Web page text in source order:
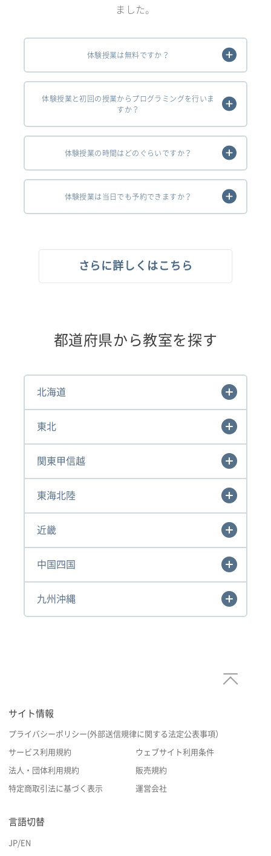
ました。
体験授業は無料ですか？
体験授業と初回の授業からプログラミングを行いま
すか？
体験授業の時間はどのぐらいですか？
体験授業は当日でも予約できますか？
さらに詳しくはこちら
都道府県から教室を探す
北海道
東北
関東甲信越
東海北陸
近畿
中国四国
九州沖縄
サイト情報
プライバシーポリシー(外部送信規律に関する法定公表事項）
サービス利用規約 ウェブサイト利用条件
法人・団体利用規約 販売規約
特定商取引法に基づく表示 運営会社
言語切替
JP/EN